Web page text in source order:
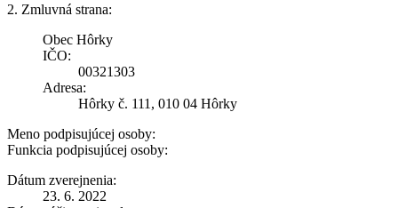
2. Zmluvná strana:
Obec Hôrky
IČO:
00321303
Adresa:
Hôrky č. 111, 010 04 Hôrky
Meno podpisujúcej osoby:
Funkcia podpisujúcej osoby:
Dátum zverejnenia:
23. 6. 2022